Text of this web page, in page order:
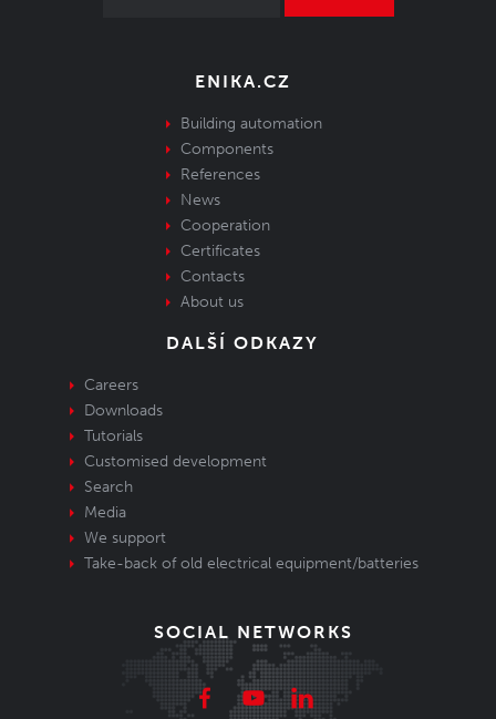
ENIKA.CZ
Building automation
Components
References
News
Cooperation
Certificates
Contacts
About us
DALŠÍ ODKAZY
Careers
Downloads
Tutorials
Customised development
Search
Media
We support
Take-back of old electrical equipment/batteries
SOCIAL NETWORKS